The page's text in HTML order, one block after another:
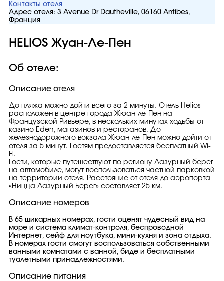
Контакты отеля
Адрес отеля: 3 Avenue Dr Dautheville, 06160 Antibes,
Франция
HELIOS Жуан-Ле-Пен
Об отеле:
Описание отеля
До пляжа можно дойти всего за 2 минуты. Отель Helios
расположен в центре города Жюан-ле-Пен на
Французской Ривьере, в нескольких минутах ходьбы от
казино Eden, магазинов и ресторанов. До
железнодорожного вокзала Жюан-ле-Пен можно дойти от
отеля за 5 минут. Гостям предоставляется бесплатный Wi-
Fi.
Гости, которые путешествуют по региону Лазурный берег
на автомобиле, могут воспользоваться частной парковкой
на территории отеля. Расстояние от отеля до аэропорта
«Ницца Лазурный Берег» составляет 25 км.
Описание номеров
В 65 шикарных номерах, гости оценят чудесный вид на
море и система климат-контроля, беспроводной
Интернет, сейф для ноутбука, мини-кухня и зона отдыха.
В номерах гости смогут воспользоваться собственными
ванными комнатами с ванной, биде и бесплатными
туалетными принадлежностями.
Описание питания